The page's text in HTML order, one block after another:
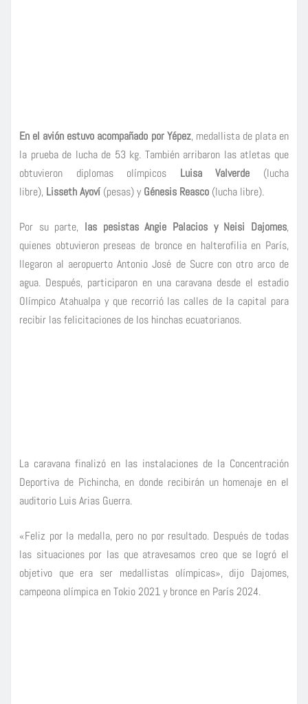
En el avión estuvo acompañado por Yépez, medallista de plata en
la prueba de lucha de 53 kg. También arribaron las atletas que
obtuvieron diplomas olímpicos Luisa Valverde (lucha
libre), Lisseth Ayoví(pesas) y Génesis Reasco (lucha libre).
Por su parte, las pesistas Angie Palacios y Neisi Dajomes,
quienes obtuvieron preseas de bronce en halterofilia en París,
llegaron al aeropuerto Antonio José de Sucre con otro arco de
agua. Después, participaron en una caravana desde el estadio
Olímpico Atahualpa y que recorrió las calles de la capital para
recibir las felicitaciones de los hinchas ecuatorianos.
La caravana finalizó en las instalaciones de la Concentración
Deportiva de Pichincha, en donde recibirán un homenaje en el
auditorio Luis Arias Guerra.
«Feliz por la medalla, pero no por resultado. Después de todas
las situaciones por las que atravesamos creo que se logró el
objetivo que era ser medallistas olímpicas», dijo Dajomes,
campeona olímpica en Tokio 2021 y bronce en París 2024.